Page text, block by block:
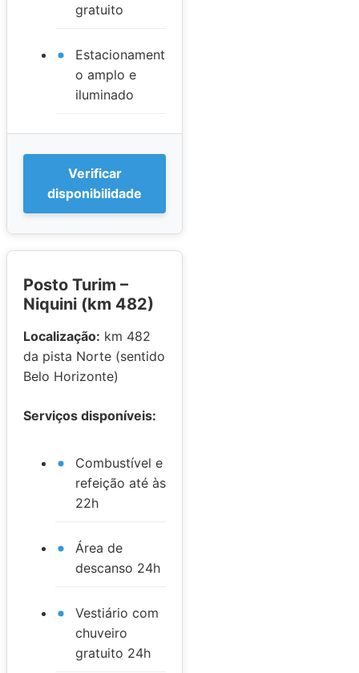
gratuito
Estacionament
o amplo e
iluminado
Verificar
disponibilidade
Posto Turim –
Niquini (km 482)
Localização: km 482
da pista Norte (sentido
Belo Horizonte)
Serviços disponíveis:
Combustível e
refeição até às
22h
Área de
descanso 24h
Vestiário com
chuveiro
gratuito 24h